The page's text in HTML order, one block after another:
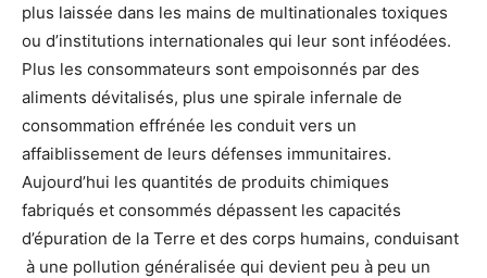
plus laissée dans les mains de multinationales toxiques
ou d’institutions internationales qui leur sont inféodées.
Plus les consommateurs sont empoisonnés par des
aliments dévitalisés, plus une spirale infernale de
consommation effrénée les conduit vers un
affaiblissement de leurs défenses immunitaires.
Aujourd’hui les quantités de produits chimiques
fabriqués et consommés dépassent les capacités
d’épuration de la Terre et des corps humains, conduisant
à une pollution généralisée qui devient peu à peu un